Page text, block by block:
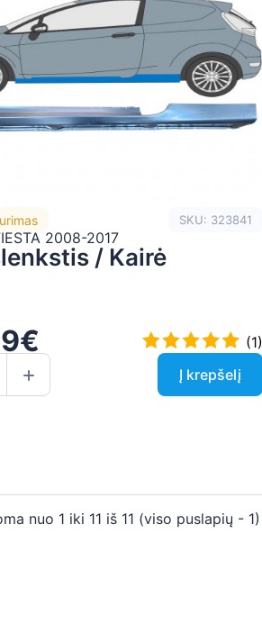
SKU: 323841
2008-2017
/ Kairė
(1)
Į krepšelį
nuo 1 iki 11 iš 11 (viso puslapių - 1)